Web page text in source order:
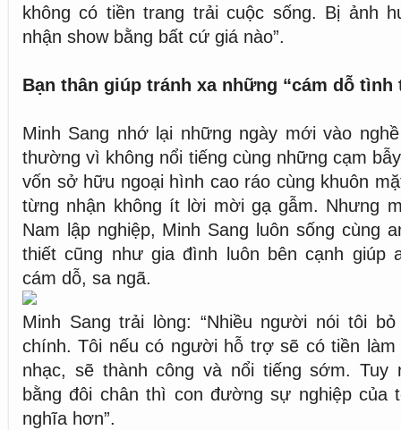
không có tiền trang trải cuộc sống. Bị ảnh
nhận show bằng bất cứ giá nào”.
Bạn thân giúp tránh xa những “cám dỗ tình
Minh Sang nhớ lại những ngày mới vào
thường vì không nổi tiếng cùng những cạm
vốn sở hữu ngoại hình cao ráo cùng khuôn
từng nhận không ít lời mời gạ gẫm. Nhưng
Nam lập nghiệp, Minh Sang luôn sống cùng
thiết cũng như gia đình luôn bên cạnh giúp
cám dỗ, sa ngã.
Minh Sang trải lòng: “Nhiều người nói tôi
chính. Tôi nếu có người hỗ trợ sẽ có tiền
nhạc, sẽ thành công và nổi tiếng sớm. Tuy
bằng đôi chân thì con đường sự nghiệp của
nghĩa hơn”.